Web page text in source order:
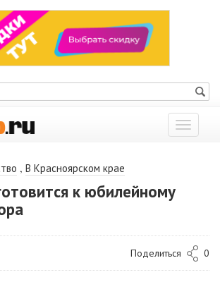
Показать
меню
, В Красноярском крае
к юбилейному
Поделиться 0